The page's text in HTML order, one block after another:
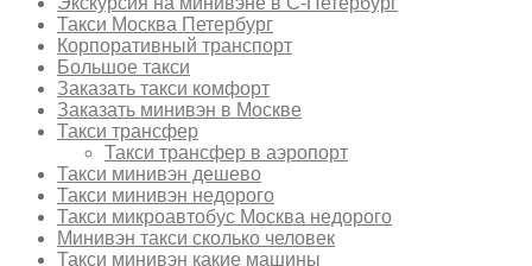
Такси Москва Петербург
Корпоративный транспорт
Большое такси
Заказать такси комфорт
Заказать минивэн в Москве
Такси трансфер
Такси трансфер в аэропорт
Такси минивэн дешево
Такси минивэн недорого
Такси микроавтобус Москва недорого
Минивэн такси сколько человек
Такси минивэн какие машины